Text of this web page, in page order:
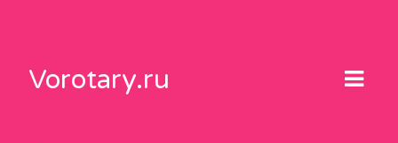
contentVorotary.ru